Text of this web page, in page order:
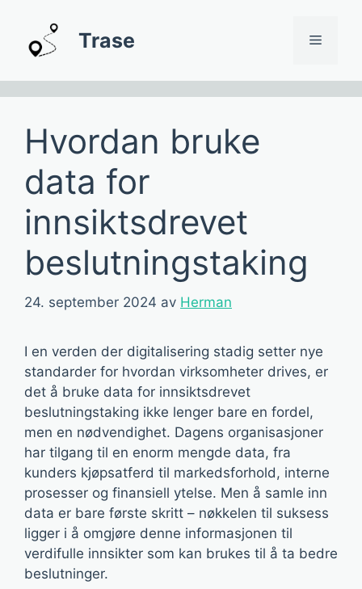
innhold
Trase Meny
Hvordan bruke
data for
innsiktsdrevet
beslutningstaking
24. september 2024 av Herman
I en verden der digitalisering stadig setter nye
standarder for hvordan virksomheter drives, er
det å bruke data for innsiktsdrevet
beslutningstaking ikke lenger bare en fordel,
men en nødvendighet. Dagens organisasjoner
har tilgang til en enorm mengde data, fra
kunders kjøpsatferd til markedsforhold, interne
prosesser og finansiell ytelse. Men å samle inn
data er bare første skritt – nøkkelen til suksess
ligger i å omgjøre denne informasjonen til
verdifulle innsikter som kan brukes til å ta bedre
beslutninger.